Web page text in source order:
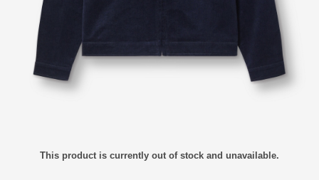
This product is currently out of stock and unavailable.